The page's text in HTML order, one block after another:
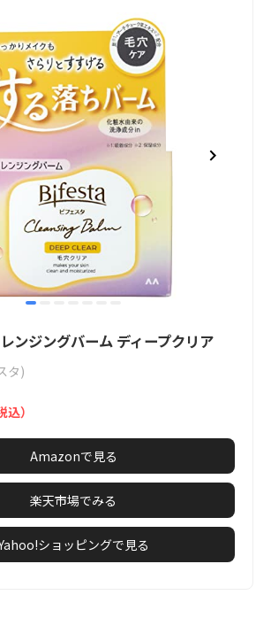
item
ンジングバーム ディープクリア
タ)
込）
Amazonで見る
楽天市場でみる
ショッピングで見る